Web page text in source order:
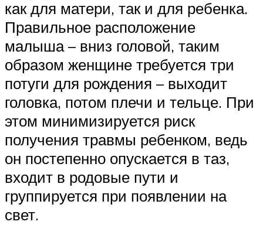
как для матери, так и для ребенка.
Правильное расположение
малыша – вниз головой, таким
образом женщине требуется три
потуги для рождения – выходит
головка, потом плечи и тельце. При
этом минимизируется риск
получения травмы ребенком, ведь
он постепенно опускается в таз,
входит в родовые пути и
группируется при появлении на
свет.